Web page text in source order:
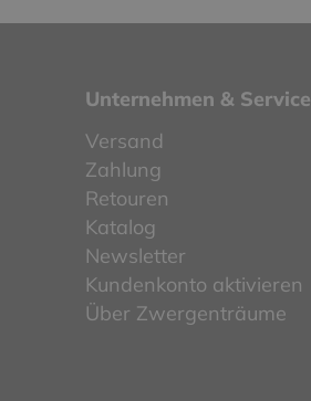
Unternehmen & Service
Versand
Zahlung
Retouren
Katalog
Newsletter
Kundenkonto aktivieren
Über Zwergenträume